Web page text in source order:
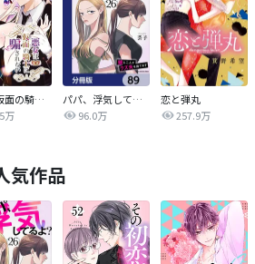
悪女は仮面の騎士に騙されない
万
パパ、浮気してるよ？娘と二人でクズ夫を捨てます【分冊版】
96.0万
恋と弾丸
257.9万
気作品